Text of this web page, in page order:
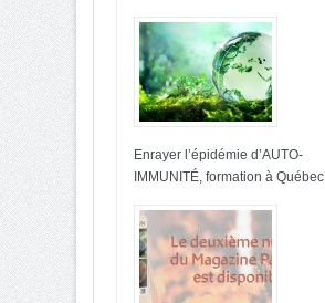
Enrayer l’épidémie d’AUTO-
IMMUNITÉ, formation à Québec